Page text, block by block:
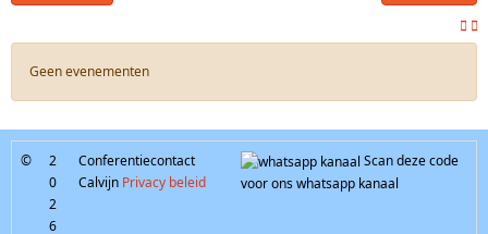
Geen evenementen
©
2
0
2
6
Conferentiecontact
Calvijn Privacy beleid
Scan deze code
voor ons whatsapp kanaal